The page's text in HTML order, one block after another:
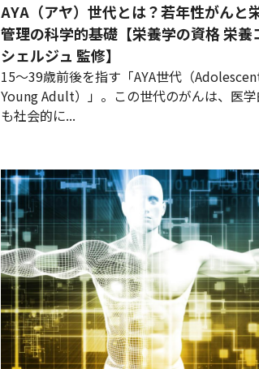
AYA（アヤ）世代とは？若年性がんと
管理の科学的基礎【栄養学の資格 栄養
シェルジュ 監修】
15〜39歳前後を指す「AYA世代（
Young Adult）」。この世代のがんは、医
も社会的に...